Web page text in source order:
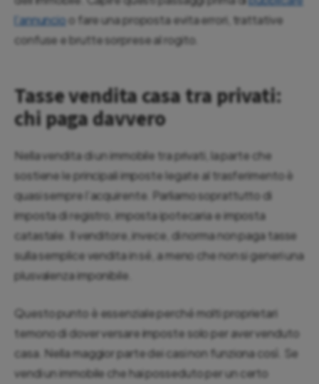
l’annuncioo fare una proposta evita errori, trattative
confuse e brutte sorprese al rogito.
Tasse vendita casa tra privati:
chi paga davvero
Nella vendita di un immobile tra privati, la parte che
sostiene le principali imposte legate al trasferimento è
quasi sempre l’acquirente. Parliamo soprattutto di
imposta di registro, imposta ipotecaria e imposta
catastale. Il venditore, invece, di norma non paga tasse
sulla semplice vendita in sé, a meno che non si generi una
plusvalenza imponibile.
Questo punto è essenziale perché molti proprietari
temono di dover versare imposte solo per aver venduto
casa. Nella maggior parte dei casi non funziona così. Se
vendi un immobile che hai posseduto per un certo